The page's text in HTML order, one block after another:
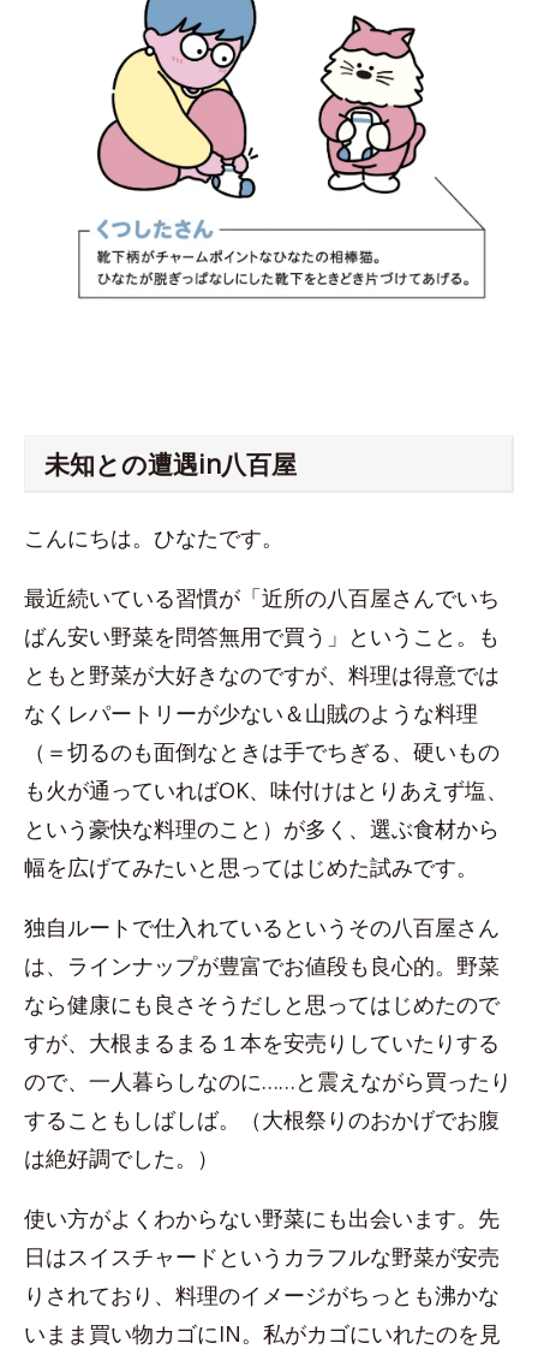
未知との遭遇in八百屋
こんにちは。ひなたです。
最近続いている習慣が「近所の八百屋さんでいち
ばん安い野菜を問答無用で買う」ということ。も
ともと野菜が大好きなのですが、料理は得意では
なくレパートリーが少ない＆山賊のような料理
（＝切るのも面倒なときは手でちぎる、硬いもの
も火が通っていればOK、味付けはとりあえず塩、
という豪快な料理のこと）が多く、選ぶ食材から
幅を広げてみたいと思ってはじめた試みです。
独自ルートで仕入れているというその八百屋さん
は、ラインナップが豊富でお値段も良心的。野菜
なら健康にも良さそうだしと思ってはじめたので
すが、大根まるまる１本を安売りしていたりする
ので、一人暮らしなのに……と震えながら買ったり
することもしばしば。（大根祭りのおかげでお腹
は絶好調でした。）
使い方がよくわからない野菜にも出会います。先
日はスイスチャードというカラフルな野菜が安売
りされており、料理のイメージがちっとも沸かな
いまま買い物カゴにIN。私がカゴにいれたのを見